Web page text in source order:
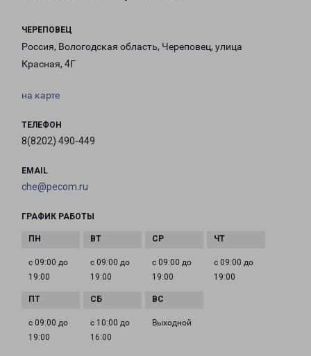
ЧЕРЕПОВЕЦ
Россия, Вологодская область, Череповец, улица
Красная, 4Г
на карте
ТЕЛЕФОН
8(8202) 490-449
EMAIL
che@pecom.ru
ГРАФИК РАБОТЫ
с 09:00 до
19:00
с 09:00 до
19:00
с 09:00 до
19:00
с 09:00 до
19:00
с 09:00 до
19:00
с 10:00 до
16:00
Выходной